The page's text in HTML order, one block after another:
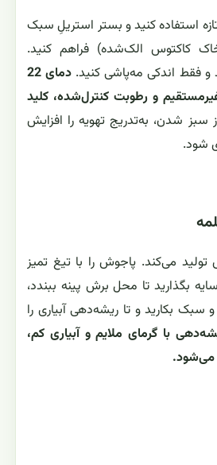
تازه استفاده کنید و بستر استریلِ سبک
کاکتوس الک‌شده) فراهم کنید.
و فقط اندکی مه‌پاشی کنید.
دمای 22
غیرمستقیم و رطوبت کنترل‌شده، کلید
شدن، به‌تدریج تهویه را افزایش
شود.
می‌کند. پاجوش را با تیغ تمیز
بگذارید تا محل برش پینه ببندد،
بکارید و تا ریشه‌دهی آبیاری را
با گرمای ملایم و آبیاری کم،
می‌شود.